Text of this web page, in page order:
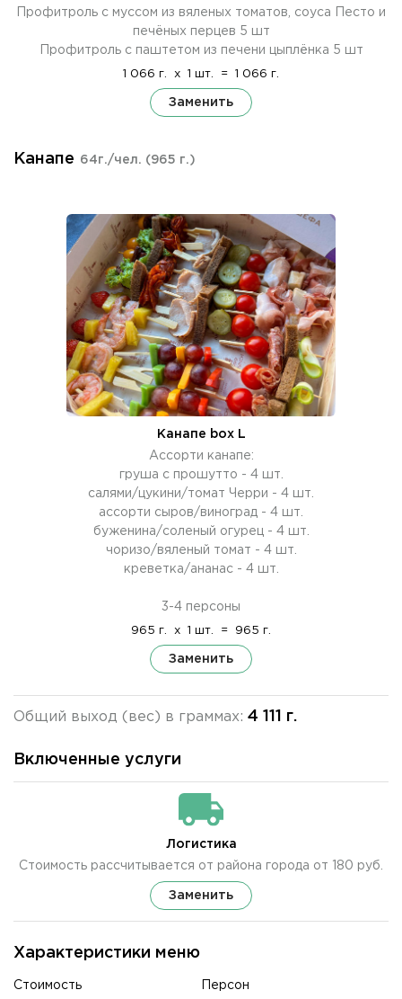
Характеристики меню
Стоимость Персон
Профитроль с муссом из вяленых томатов, соуса Песто и
печёных перцев 5 шт
Профитроль с паштетом из печени цыплёнка 5 шт
1 066 г. x 1 шт. = 1 066 г.
Заменить
Канапе 64г./чел. (965 г.)
Канапе box L
Ассорти канапе:
груша с прошутто - 4 шт.
салями/цукини/томат Черри - 4 шт.
ассорти сыров/виноград - 4 шт.
буженина/соленый огурец - 4 шт.
чоризо/вяленый томат - 4 шт.
креветка/ананас - 4 шт.
3-4 персоны
965 г. x 1 шт. = 965 г.
Заменить
Общий выход (вес) в граммах: 4 111 г.
Включенные услуги
Логистика
Стоимость рассчитывается от района города от 180 руб.
Заменить